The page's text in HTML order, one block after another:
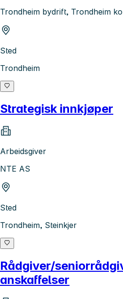
Trondheim bydrift, Trondheim
Sted
Trondheim
Strategisk innkjøper
Arbeidsgiver
NTE AS
Sted
Trondheim, Steinkjer
Rådgiver/
anskaffelser